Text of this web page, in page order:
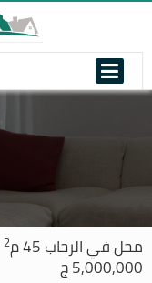
محل فيالرحاب 2
5,000,000 ج